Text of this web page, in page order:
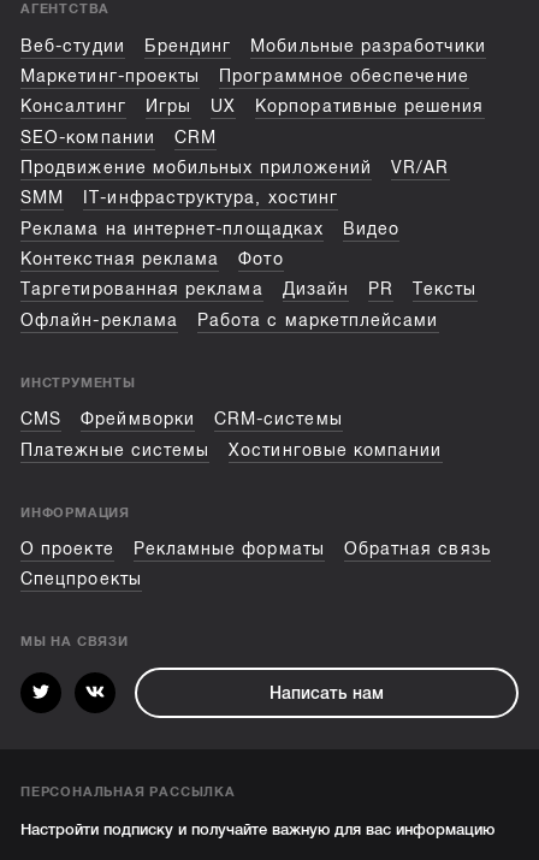
АГЕНТСТВА
Веб-студии Брендинг
Мобильные разработчики
Маркетинг-проекты
Программное обеспечение
Консалтинг
Игры UX
Корпоративные решения
SEO-компании
CRM
Продвижение мобильных приложений
VR/AR
SMM
IT-инфраструктура, хостинг
Реклама на интернет-площадках
Видео
Контекстная реклама
Фото
Таргетированная реклама
Дизайн PR
Тексты
Офлайн-реклама
Работа с маркетплейсами
ИНСТРУМЕНТЫ
CMS Фреймворки
CRM-системы
Платежные системы
Хостинговые компании
ИНФОРМАЦИЯ
О проекте Рекламные форматы
Обратная связь
Спецпроекты
МЫ НА СВЯЗИ
Написать нам
ПЕРСОНАЛЬНАЯ РАССЫЛКА
Настройти подписку и получайте важную для вас информацию